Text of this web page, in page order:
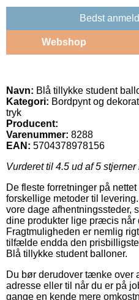
Bedst
Webshop
Navn: Blå tillykke student
Kategori: Bordpynt og
tryk
Producent:
Varenummer: 8288
EAN: 5704378978156
Vurderet til 4.5 ud af 5 stjerner
De fleste forretninger på
forskellige metoder til
vore dage afhentningssteder,
dine produkter lige præcis når
Fragtmuligheden er nemlig
tilfælde endda den
Blå tillykke student balloner.
Du bør derudover tænke over
adresse eller til når du er på
gange en kende mere